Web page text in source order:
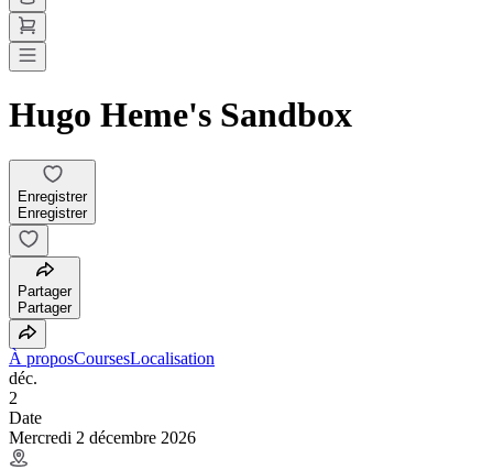
Hugo Heme's Sandbox
Enregistrer
Enregistrer
Partager
Partager
À proposCoursesLocalisation
déc.
2
Date
Mercredi 2 décembre 2026